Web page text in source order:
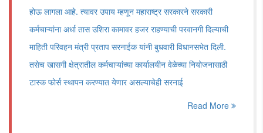
होऊ लागला आहे. त्यावर उपाय म्हणून महाराष्ट्र सरकारने सरकारी
कर्मचाऱ्यांना अर्धा तास उशिरा कामावर हजर राहण्याची परवानगी दिल्याची
माहिती परिवहन मंत्री प्रताप सरनाईक यांनी बुधवारी विधानसभेत दिली.
तसेच खासगी क्षेत्रातील कर्मचाऱ्यांच्या कार्यालयीन वेळेच्या नियोजनासाठी
टास्क फोर्स स्थापन करण्यात येणार असल्याचेही सरनाई
Read More